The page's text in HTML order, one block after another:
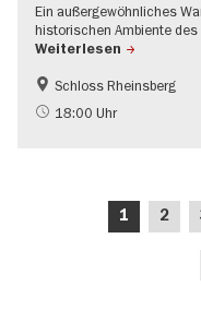
Ein außergewöhnliches
historischen Ambiente
Weiterlesen
Brandenburg
Food
Schloss Rheinsberg
18:00 Uhr
Seitennummerierung
Aktuelle
1 Seite
2